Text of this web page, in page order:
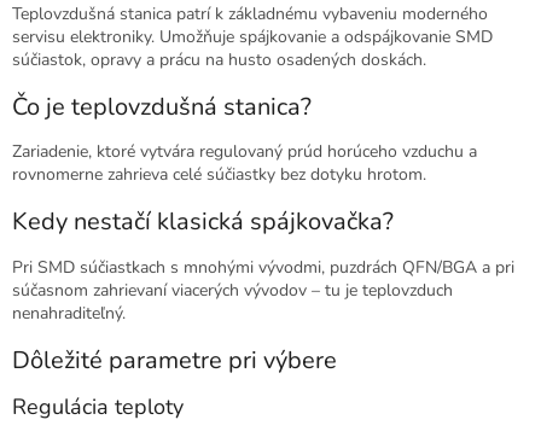
Teplovzdušná stanica patrí k základnému vybaveniu moderného
servisu elektroniky. Umožňuje spájkovanie a odspájkovanie SMD
súčiastok, opravy a prácu na husto osadených doskách.
Čo je teplovzdušná stanica?
Zariadenie, ktoré vytvára regulovaný prúd horúceho vzduchu a
rovnomerne zahrieva celé súčiastky bez dotyku hrotom.
Kedy nestačí klasická spájkovačka?
Pri SMD súčiastkach s mnohými vývodmi, puzdrách QFN/BGA a pri
súčasnom zahrievaní viacerých vývodov – tu je teplovzduch
nenahraditeľný.
Dôležité parametre pri výbere
Regulácia teploty